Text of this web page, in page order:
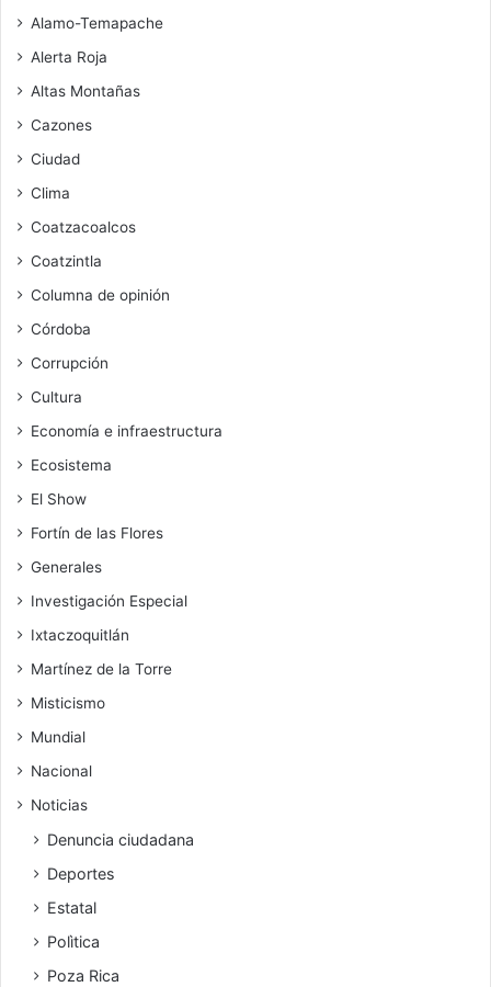
Alamo-Temapache
Alerta Roja
Altas Montañas
Cazones
Ciudad
Clima
Coatzacoalcos
Coatzintla
Columna de opinión
Córdoba
Corrupción
Cultura
Economía e infraestructura
Ecosistema
El Show
Fortín de las Flores
Generales
Investigación Especial
Ixtaczoquitlán
Martínez de la Torre
Misticismo
Mundial
Nacional
Noticias
Denuncia ciudadana
Deportes
Estatal
Polìtica
Poza Rica